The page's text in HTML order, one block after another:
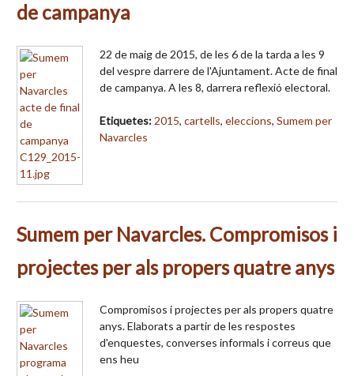
de campanya
22 de maig de 2015, de les 6 de la tarda a les 9
del vespre darrere de l'Ajuntament. Acte de final
de campanya. A les 8, darrera reflexió electoral.
Etiquetes: 2015, cartells, eleccions, Sumem per
Navarcles
Sumem per Navarcles. Compromisos i
projectes per als propers quatre anys
Compromisos i projectes per als propers quatre
anys. Elaborats a partir de les respostes
d'enquestes, converses informals i correus que
ens heu